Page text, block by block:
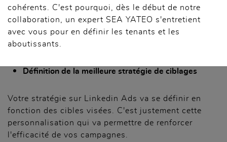
cohérents. C'est pourquoi, dès le début de notre
collaboration, un expert SEA YATEO s'entretient
avec vous pour en définir les tenants et les
aboutissants.
Définition de la meilleure stratégie de ciblages
Votre stratégie sur Linkedin Ads va se définir en
fonction des cibles visées. C'est justement cette
personnalisation qui va permettre de renforcer
l'efficacité de vos campagnes.